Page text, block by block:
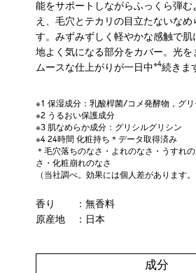
能をサポートしながらふっくら弾む
え、毛穴とテカリの目立たないなめ
す。みずみずしく軽やかな感触で肌
地よく気になる部分をカバー。光を
ムースな仕上がりが一日中※4続きま
※1 保湿成分：乳酸桿菌/コメ発酵物，グリ
※2 うるおい保護成分​
※3 肌なめらか成分：グリシルグリシン​
※4 24時間 化粧持ち＊データ取得済み
＊毛穴落ちのなさ・よれのなさ・うすれ
さ・化粧崩れのなさ
（当社調べ。効果には個人差があります。
香り
：無香料
原産地
：日本
成分